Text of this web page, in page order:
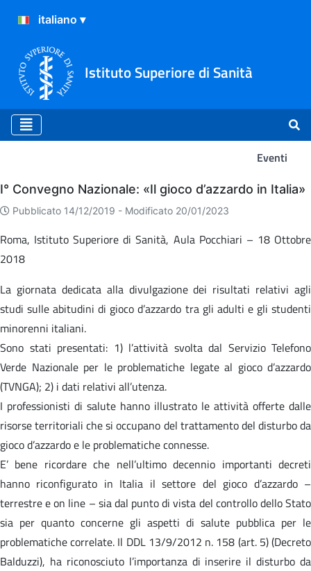
Istituto Superiore di Sanità
Eventi
Eventi
I° Convegno Nazionale: «Il gioco d’azzardo in Italia»
Pubblicato 14/12/2019 - Modificato 20/01/2023
Roma, Istituto Superiore di Sanità, Aula Pocchiari – 18 Ottobre
2018
La giornata dedicata alla divulgazione dei risultati relativi agli
studi sulle abitudini di gioco d’azzardo tra gli adulti e gli studenti
minorenni italiani.
Sono stati presentati: 1) l’attività svolta dal Servizio Telefono
Verde Nazionale per le problematiche legate al gioco d’azzardo
(TVNGA); 2) i dati relativi all’utenza.
I professionisti di salute hanno illustrato le attività offerte dalle
risorse territoriali che si occupano del trattamento del disturbo da
gioco d’azzardo e le problematiche connesse.
E’ bene ricordare che nell’ultimo decennio importanti decreti
hanno riconfigurato in Italia il settore del gioco d’azzardo –
terrestre e on line – sia dal punto di vista del controllo dello Stato
sia per quanto concerne gli aspetti di salute pubblica per le
problematiche correlate. Il DDL 13/9/2012 n. 158 (art. 5) (Decreto
Balduzzi), ha riconosciuto l’importanza di inserire il disturbo da